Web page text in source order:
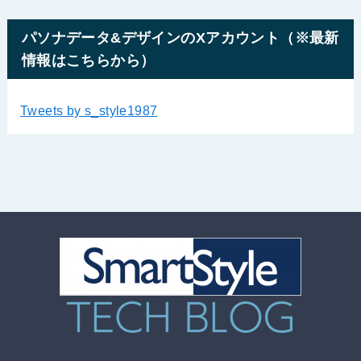
パソナデータ&デザインのXアカウント（※最新
情報はこちらから）
Tweets by s_style1987